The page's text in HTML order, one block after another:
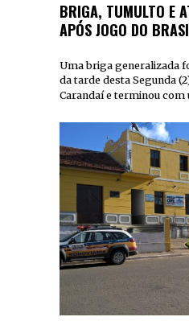
BRIGA, TUMULTO E
APÓS JOGO DO
Uma briga generalizada
da tarde desta Segunda
Carandaí e terminou com